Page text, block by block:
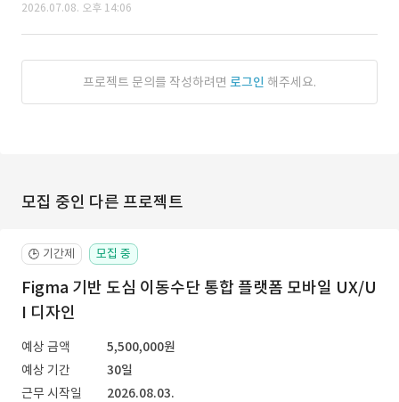
2026.07.08. 오후 14:06
프로젝트 문의를 작성하려면 로그인 해주세요.
모집 중인 다른 프로젝트
🕒 기간제 모집 중
Figma 기반 도심 이동수단 통합 플랫폼 모바일 UX/U
I 디자인
예상 금액
5,500,000원
예상 기간
30일
근무 시작일
2026.08.03.